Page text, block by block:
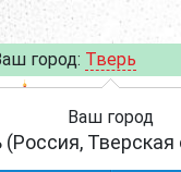
город: Тверь
Ваш город
(Россия, Тверская